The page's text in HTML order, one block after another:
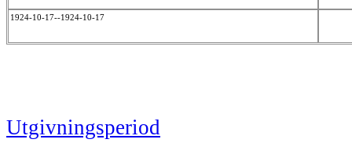
1924-10-17--1924-10-17
Utgivningsperiod